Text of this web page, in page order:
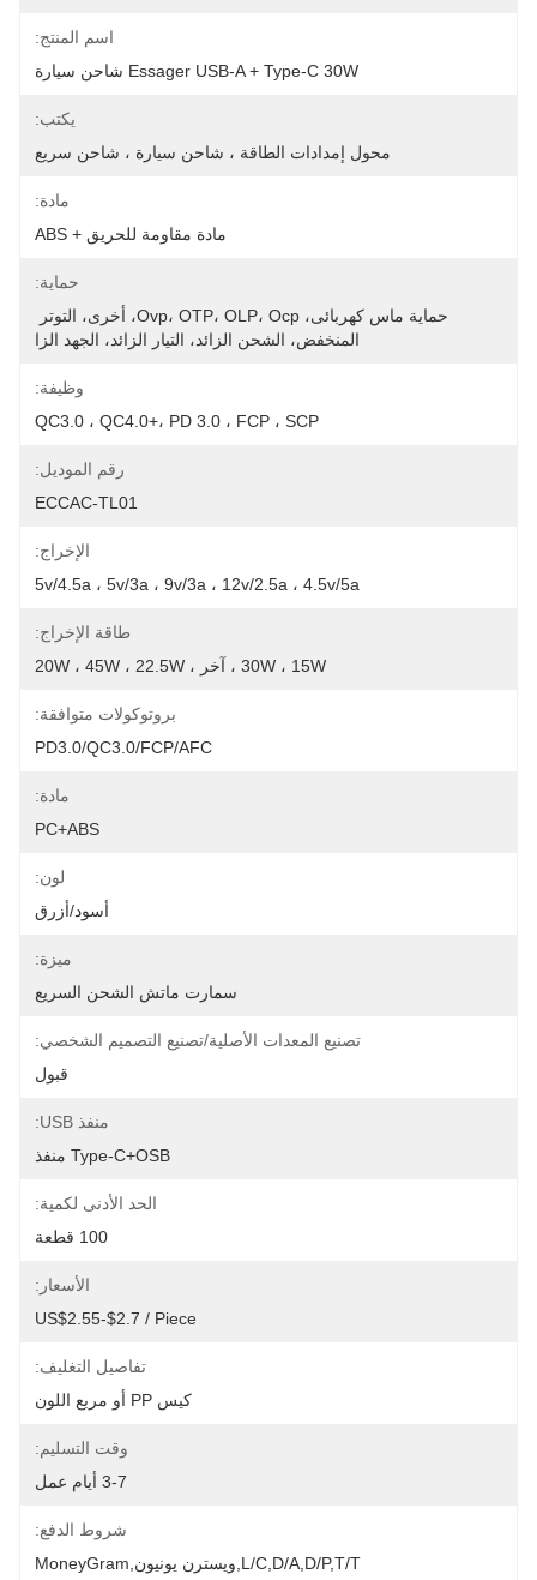
اسم المنتج:
Essager USB-A + Type-C 30W شاحن سيارة
يكتب:
محول إمدادات الطاقة ، شاحن سيارة ، شاحن سريع
مادة:
مادة مقاومة للحريق + ABS
حماية:
المنخفض، الشحن الزائد، التيار الزائد، الجهد الزا
وظيفة:
QC3.0 ، QC4.0+، PD 3.0 ، FCP ، SCP
رقم الموديل:
ECCAC-TL01
الإخراج:
5v/4.5a ، 5v/3a ، 9v/3a ، 12v/2.5a ، 4.5v/5a
طاقة الإخراج:
30W ، 15W ، آخر ، 20W ، 45W ، 22.5W
بروتوكولات متوافقة:
PD3.0/QC3.0/FCP/AFC
مادة:
PC+ABS
لون:
أسود/أزرق
ميزة:
سمارت ماتش الشحن السريع
تصنيع المعدات الأصلية/تصنيع التصميم الشخصي:
قبول
منفذ USB:
Type-C+OSB منفذ
الحد الأدنى لكمية:
100 قطعة
الأسعار:
US$2.55-$2.7 / Piece
تفاصيل التغليف:
كيس PP أو مربع اللون
وقت التسليم:
3-7 أيام عمل
شروط الدفع:
L/C,D/A,D/P,T/T,ويسترن يونيون,MoneyGram